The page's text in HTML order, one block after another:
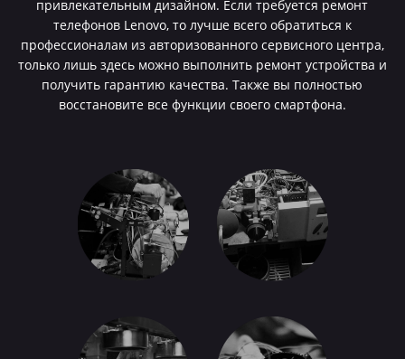
привлекательным дизайном. Если требуется ремонт
телефонов Lenovo, то лучше всего обратиться к
профессионалам из авторизованного сервисного центра,
только лишь здесь можно выполнить ремонт устройства и
получить гарантию качества. Также вы полностью
восстановите все функции своего смартфона.